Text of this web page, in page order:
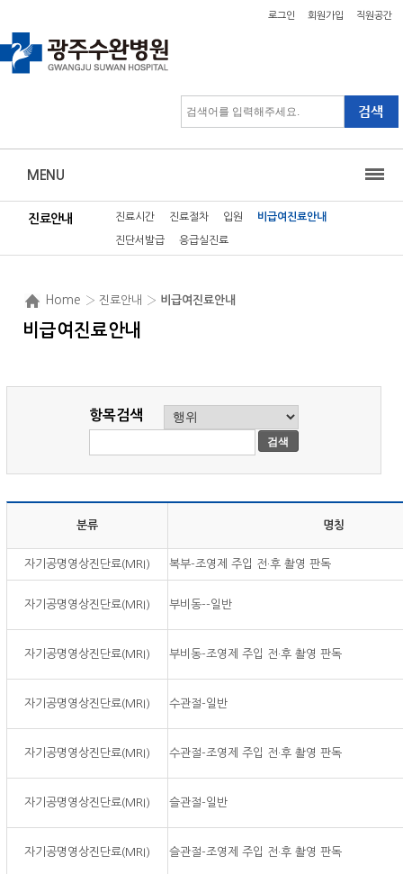
로그인 회원가입 직원공간
MENU
진료안내 진료시간 진료절차 입원 비급여진료안내
진단서발급 응급실진료
Home › 진료안내 › 비급여진료안내
비급여진료안내
항목검색
분류 명칭
자기공명영상진단료(MRI) 복부-조영제 주입 전·후 촬영 판독
자기공명영상진단료(MRI) 부비동--일반
자기공명영상진단료(MRI) 부비동-조영제 주입 전·후 촬영 판독
자기공명영상진단료(MRI) 수관절-일반
자기공명영상진단료(MRI) 수관절-조영제 주입 전·후 촬영 판독
자기공명영상진단료(MRI) 슬관절-일반
자기공명영상진단료(MRI) 슬관절-조영제 주입 전·후 촬영 판독